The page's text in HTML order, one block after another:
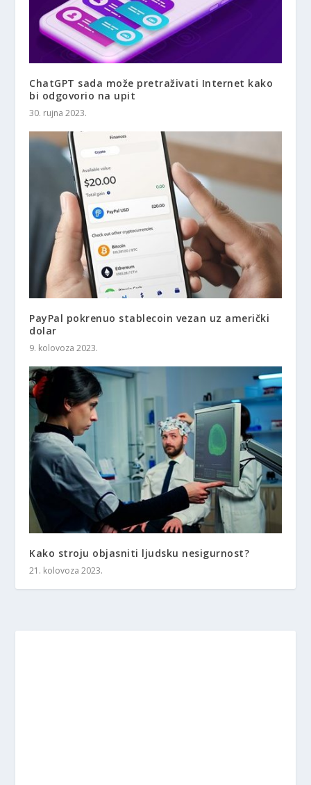
ChatGPT sada može pretraživati ​​Internet kako
bi odgovorio na upit
30. rujna 2023.
PayPal pokrenuo stablecoin vezan uz američki
dolar
9. kolovoza 2023.
Kako stroju objasniti ljudsku nesigurnost?
21. kolovoza 2023.